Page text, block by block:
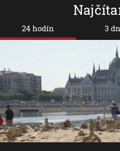
24 hodín 3